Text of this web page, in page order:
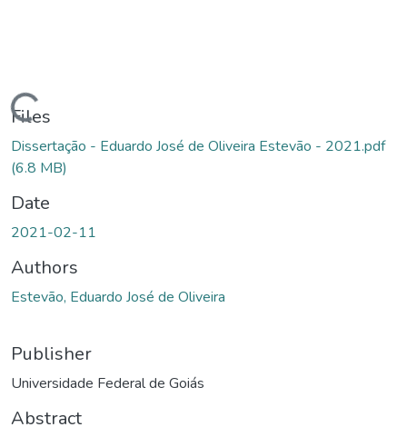
Loading...
Files
Dissertação - Eduardo José de Oliveira Estevão - 2021.pdf
(6.8 MB)
Date
2021-02-11
Authors
Estevão, Eduardo José de Oliveira
Publisher
Universidade Federal de Goiás
Abstract